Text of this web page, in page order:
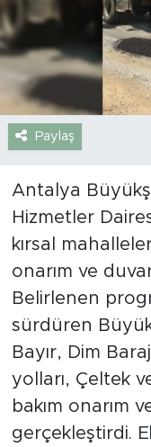
Paylaş
Antalya
Hizmetler
kırsal
onarım ve
Belirlenen
sürdüren
Bayır, Dim
yolları, Çeltek
bakım onarım
gerçekleştirdi.
İnşaat-Emlak
Kültür-Sanat
Sağlık
Siyaset
Spor
Turizm
Türkiye
Yaşam
Yerel